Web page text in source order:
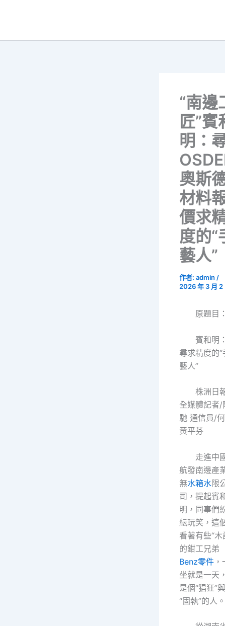
“南邊
匠”賓
明：
奧斯
材料
價求
度的“
藝人”
作者: admin /
2026 年 3 月 2
原題目：
賓和明：
尋求精度的“
藝人”
株洲日
全媒體記者/
馳 通信員/
黃平芬
走進中
航發南邊產
無水箱水限
司，提起賓
明，同事們
紜玩笑，這
看著有些“木
的鉗工兄弟
Benz零件
坐就是一天，
是個“猖狂”與
“固執”的人。